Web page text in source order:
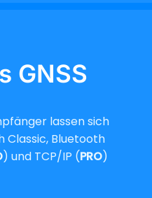
GNSS
lassen sich
Classic, Bluetooth
) und TCP/IP (PRO)